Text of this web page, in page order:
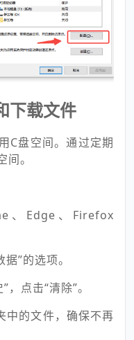
下载文件
C盘空间。通过定期
。
、Edge、Firefox
”的选项。
，点击“清除”。
中的文件，确保不再